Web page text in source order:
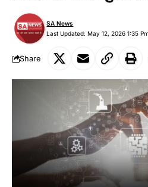
Last Updated: May 12, 2026 1:35 Pm
SA News
Share